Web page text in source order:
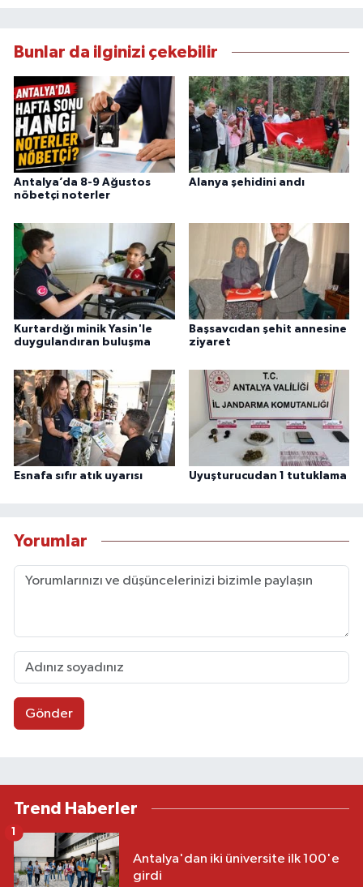
Bunlar da ilginizi çekebilir
Antalya’da 8-9 Ağustos
nöbetçi noterler
Alanya şehidini andı
Kurtardığı minik Yasin'le
duygulandıran buluşma
Başsavcıdan şehit annesine
ziyaret
Esnafa sıfır atık uyarısı Uyuşturucudan 1 tutuklama
Yorumlar
Gönder
Trend Haberler
Antalya'dan iki üniversite ilk 100'e
girdi
1